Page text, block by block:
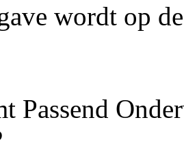
wordt op
Passend